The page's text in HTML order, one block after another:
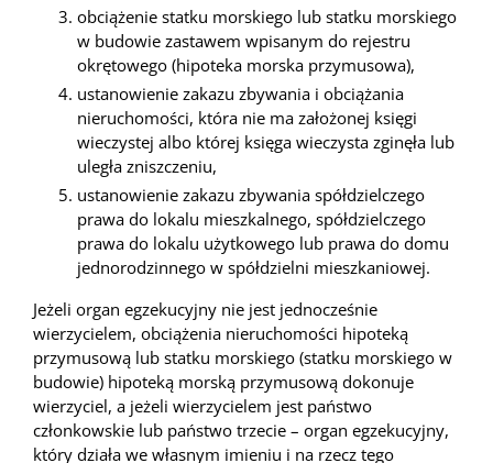
obciążenie statku morskiego lub statku morskiego
w budowie zastawem wpisanym do rejestru
okrętowego (hipoteka morska przymusowa),
ustanowienie zakazu zbywania i obciążania
nieruchomości, która nie ma założonej księgi
wieczystej albo której księga wieczysta zginęła lub
uległa zniszczeniu,
ustanowienie zakazu zbywania spółdzielczego
prawa do lokalu mieszkalnego, spółdzielczego
prawa do lokalu użytkowego lub prawa do domu
jednorodzinnego w spółdzielni mieszkaniowej.
Jeżeli organ egzekucyjny nie jest jednocześnie
wierzycielem, obciążenia nieruchomości hipoteką
przymusową lub statku morskiego (statku morskiego w
budowie) hipoteką morską przymusową dokonuje
wierzyciel, a jeżeli wierzycielem jest państwo
członkowskie lub państwo trzecie – organ egzekucyjny,
który działa we własnym imieniu i na rzecz tego